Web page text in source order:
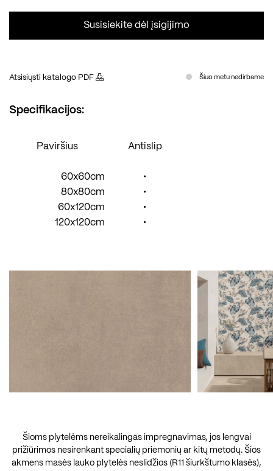
Susisiekite dėl įsigijimo
Atsisiųsti katalogo PDF Šiuo metu nedirbame
Specifikacijos:
Paviršius Antislip
60x60cm
•
80x80cm
•
60x120cm
•
120x120cm
•
Šioms plytelėms nereikalingas impregnavimas, jos lengvai
prižiūrimos nesirenkant specialių priemonių ar kitų metodų. Šios
akmens masės lauko plytelės neslidžios (R11 šiurkštumo klasės),